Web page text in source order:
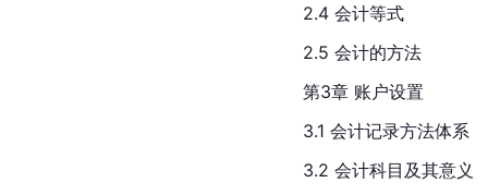
2.4 会计等式
2.5 会计的方法
第3章 账户设置
3.1 会计记录方法体系
3.2 会计科目及其意义